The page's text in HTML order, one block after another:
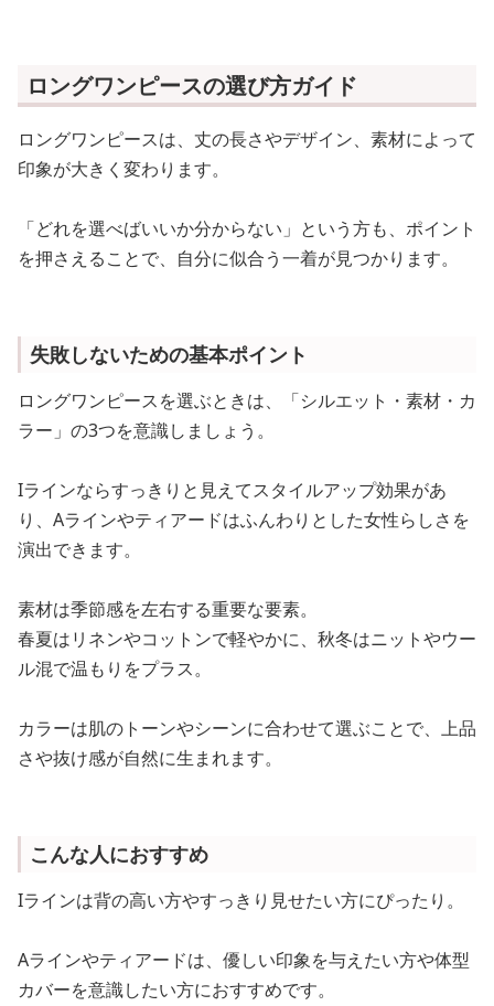
ロングワンピースの選び方ガイド
ロングワンピースは、丈の長さやデザイン、素材によって
印象が大きく変わります。
「どれを選べばいいか分からない」という方も、ポイント
を押さえることで、自分に似合う一着が見つかります。
失敗しないための基本ポイント
ロングワンピースを選ぶときは、「シルエット・素材・カ
ラー」の3つを意識しましょう。
Iラインならすっきりと見えてスタイルアップ効果があ
り、Aラインやティアードはふんわりとした女性らしさを
演出できます。
素材は季節感を左右する重要な要素。
春夏はリネンやコットンで軽やかに、秋冬はニットやウー
ル混で温もりをプラス。
カラーは肌のトーンやシーンに合わせて選ぶことで、上品
さや抜け感が自然に生まれます。
こんな人におすすめ
Iラインは背の高い方やすっきり見せたい方にぴったり。
Aラインやティアードは、優しい印象を与えたい方や体型
カバーを意識したい方におすすめです。